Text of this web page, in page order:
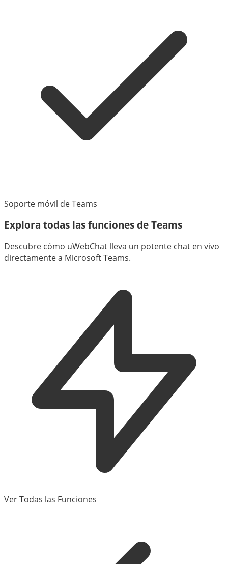
Soporte móvil de Teams
Explora todas las funciones de Teams
Descubre cómo uWebChat lleva un potente chat en vivo
directamente a Microsoft Teams.
Ver Todas las Funciones